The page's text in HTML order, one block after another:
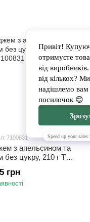
7100831
з апельсином та
без цукру, 210 г ТМ
грн